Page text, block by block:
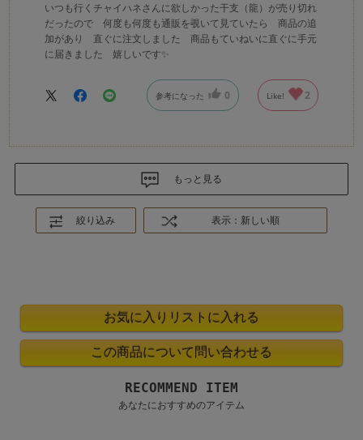
いつも行くチャイハネさんに欲しかった干支（龍）が売り切れ
だったので 何度も何度も通販を覗いて見ていたら 商品の追
加があり 直ぐに注文しました 商品もていねいに直ぐに手元
に届きました 嬉しいです✨
参考になった 0 Like! 2
もっと見る
絞り込み 表示：新しい順
RECOMMEND ITEM
あなたにおすすめのアイテム